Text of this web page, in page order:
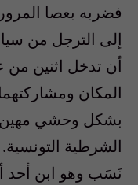
فضربه بعصا
إلى الترجل من
أن تدخل اثنين من
المكان
بشكل وحشي مهين
الشرطية
نَسَب وهو ابن أحد